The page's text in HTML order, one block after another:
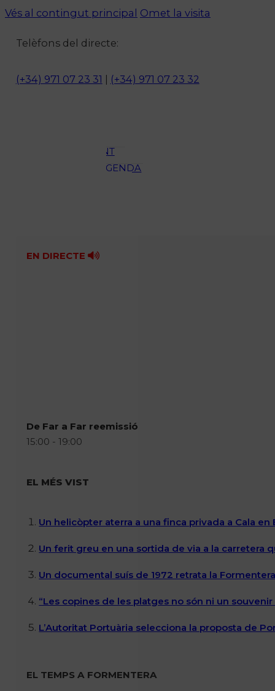
Vés al contingut principal Omet la visita
Telèfons del directe:
(+34) 971 07 23 31 (+34) 971 07 23 32
OCI
AMBIENT
AGENDA
Fes-te'n soci!
EN DIRECTE
De Far a Far reemissió
15:00 - 19:00
EL MÉS VIST
Un helicòpter aterra a una finca privada a Cala
Un ferit greu en una sortida de via a la carretera
Un documental suís de 1972 retrata la
“Les copines de les platges no són ni un
L’Autoritat Portuària selecciona la proposta de
EL TEMPS A FORMENTERA